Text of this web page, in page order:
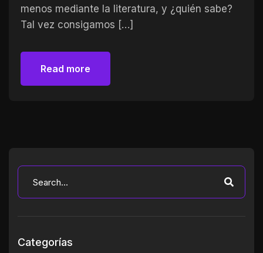
menos mediante la literatura, y ¿quién sabe?
Tal vez consigamos […]
Read more
Categorías